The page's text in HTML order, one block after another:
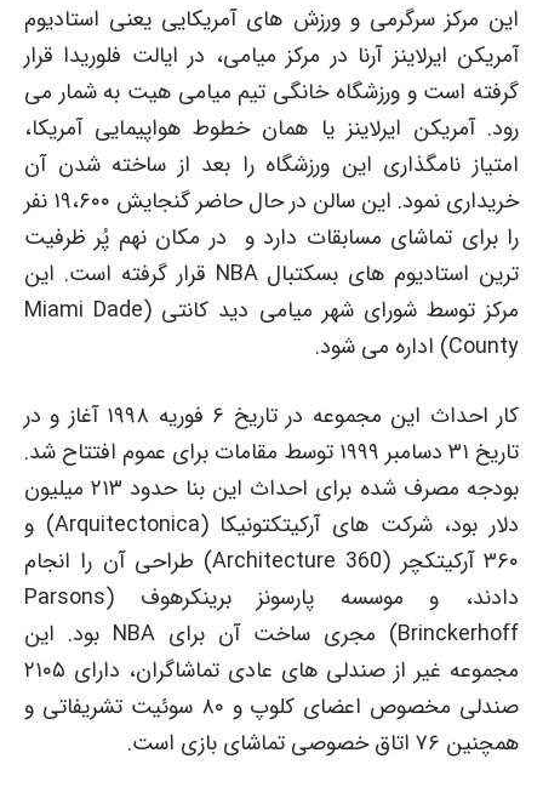
این مرکز سرگرمی و ورزش های آمریکایی یعنی استادیوم
آمریکن ایرلاینز آرنا در مرکز میامی، در ایالت فلوریدا قرار
گرفته است و ورزشگاه خانگی تیم میامی هیت به شمار می
رود. آمریکن ایرلاینز یا همان خطوط هواپیمایی آمریکا،
امتیاز نامگذاری این ورزشگاه را بعد از ساخته شدن آن
خریداری نمود. این سالن در حال حاضر گنجایش ۱۹،۶۰۰ نفر
را برای تماشای مسابقات دارد و در مکان نهم پُر ظرفیت
ترین استادیوم های بسکتبال NBA قرار گرفته است. این
مرکز توسط شورای شهر میامی دید کانتی (Miami Dade
County) اداره می شود.
کار احداث این مجموعه در تاریخ ۶ فوریه ۱۹۹۸ آغاز و در
تاریخ ۳۱ دسامبر ۱۹۹۹ توسط مقامات برای عموم افتتاح شد.
بودجه مصرف شده برای احداث این بنا حدود ۲۱۳ میلیون
دلار بود، شرکت های آرکیتکتونیکا (Arquitectonica) و
۳۶۰ آرکیتکچر (360 Architecture) طراحی آن را انجام
دادند، و موسسه پارسونز برینکرهوف (Parsons
Brinckerhoff) مجری ساخت آن برای NBA بود. این
مجموعه غیر از صندلی های عادی تماشاگران، دارای ۲۱۰۵
صندلی مخصوص اعضای کلوپ و ۸۰ سوئیت تشریفاتی و
همچنین ۷۶ اتاق خصوصی تماشای بازی است.